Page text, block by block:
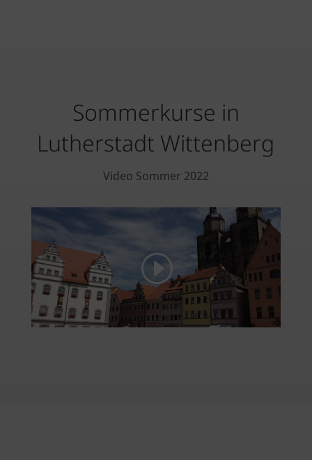
Sommerkurse in
Lutherstadt Wittenberg
Video Sommer 2022